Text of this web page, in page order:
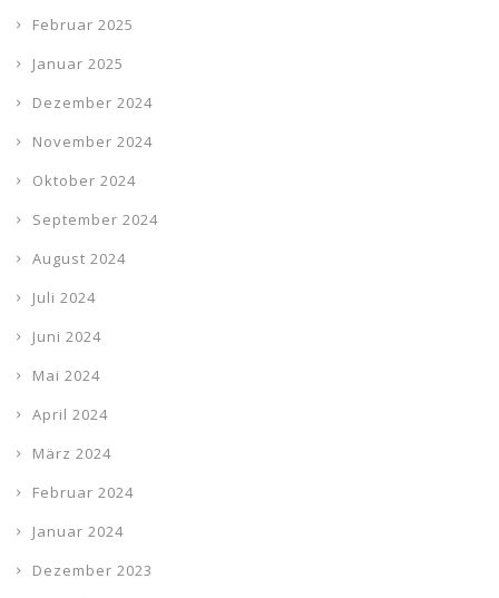
Februar 2025
Januar 2025
Dezember 2024
November 2024
Oktober 2024
September 2024
August 2024
Juli 2024
Juni 2024
Mai 2024
April 2024
März 2024
Februar 2024
Januar 2024
Dezember 2023